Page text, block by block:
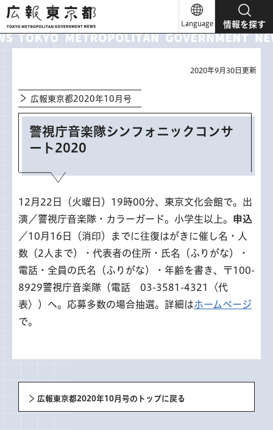
広報東京都
Language 情報を探す
2020年9月30日更新
広報東京都2020年10月号
警視庁音楽隊シンフォニックコンサ
ート2020
12月22日（火曜日）19時00分、東京文化会館で。出
演／警視庁音楽隊・カラーガード。小学生以上。
申込
／10月16日（消印）までに往復はがきに催し名・人
数（2人まで）・代表者の住所・氏名（ふりがな）・
電話・全員の氏名（ふりがな）・年齢を書き、〒100-
8929警視庁音楽隊（電話 03-3581-4321〈代
表〉）へ。応募多数の場合抽選。詳細はホームページ
で。
広報東京都2020年10月号のトップに戻る